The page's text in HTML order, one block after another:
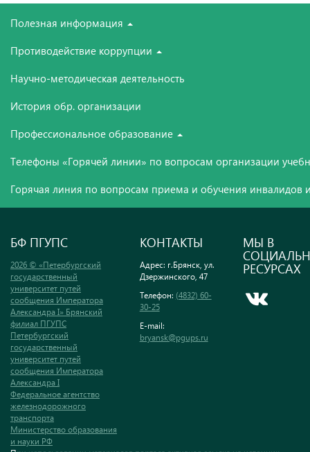
Полезная информация
Противодействие коррупции
Научно-методическая деятельность
История обр. организации
Профессиональное образование
Телефоны «Горячей линии» по вопросам организации
Горячая линия по вопросам приема и обучения инвалидов
БФ ПГУПС
2026 © «Петербургский
государственный
университет путей
сообщения Императора
Александра I» Брянский
филиал ПГУПС
Петербургский
государственный
университет путей
сообщения Императора
Александра I
Федеральное агентство
железнодорожного
транспорта
Министерство образования
и науки РФ
КОНТАКТЫ
Адрес: г.Брянск, ул.
Дзержинского, 47
Телефон: (4832) 60-
30-25
E-mail:
bryansk@pgups.ru
МЫ В
РЕСУРСАХ